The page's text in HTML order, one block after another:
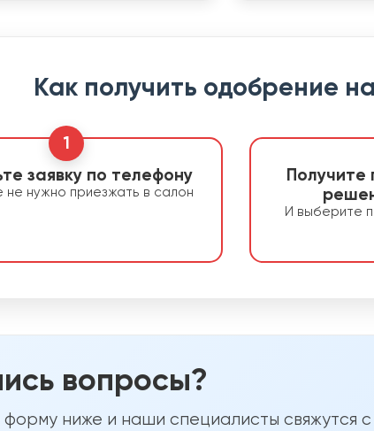
Как получить одобрение
1
заявку по телефону
нужно приезжать в салон
Получите
И выберите
вопросы?
ниже и наши специалисты свяжутся с